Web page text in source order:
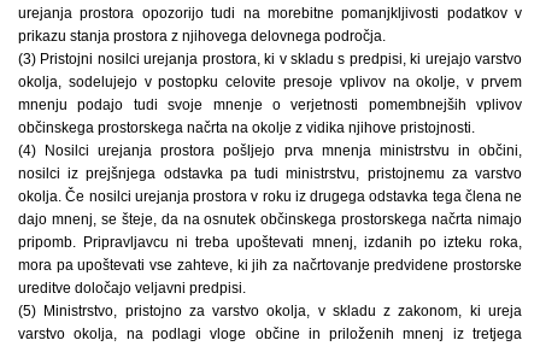
urejanja prostora opozorijo tudi na morebitne pomanjkljivosti podatkov v
prikazu stanja prostora z njihovega delovnega področja.
(3) Pristojni nosilci urejanja prostora, ki v skladu s predpisi, ki urejajo varstvo
okolja, sodelujejo v postopku celovite presoje vplivov na okolje, v prvem
mnenju podajo tudi svoje mnenje o verjetnosti pomembnejših vplivov
občinskega prostorskega načrta na okolje z vidika njihove pristojnosti.
(4) Nosilci urejanja prostora pošljejo prva mnenja ministrstvu in občini,
nosilci iz prejšnjega odstavka pa tudi ministrstvu, pristojnemu za varstvo
okolja. Če nosilci urejanja prostora v roku iz drugega odstavka tega člena ne
dajo mnenj, se šteje, da na osnutek občinskega prostorskega načrta nimajo
pripomb. Pripravljavcu ni treba upoštevati mnenj, izdanih po izteku roka,
mora pa upoštevati vse zahteve, ki jih za načrtovanje predvidene prostorske
ureditve določajo veljavni predpisi.
(5) Ministrstvo, pristojno za varstvo okolja, v skladu z zakonom, ki ureja
varstvo okolja, na podlagi vloge občine in priloženih mnenj iz tretjega